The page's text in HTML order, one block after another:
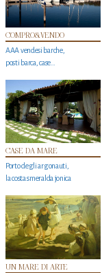
COMPRO&VENDO
AAA vendesi barche,
posti barca, case…
CASE DA MARE
Porto degli argonauti,
la costa smeralda jonica
UN MARE DI ARTE